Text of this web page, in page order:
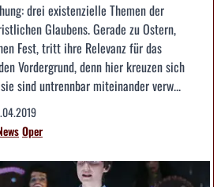
drei existenzielle Themen der
Glaubens. Gerade zu Ostern,
Fest, tritt ihre Relevanz für das
Vordergrund, denn hier kreuzen sich
sind untrennbar miteinander verw...
Oper